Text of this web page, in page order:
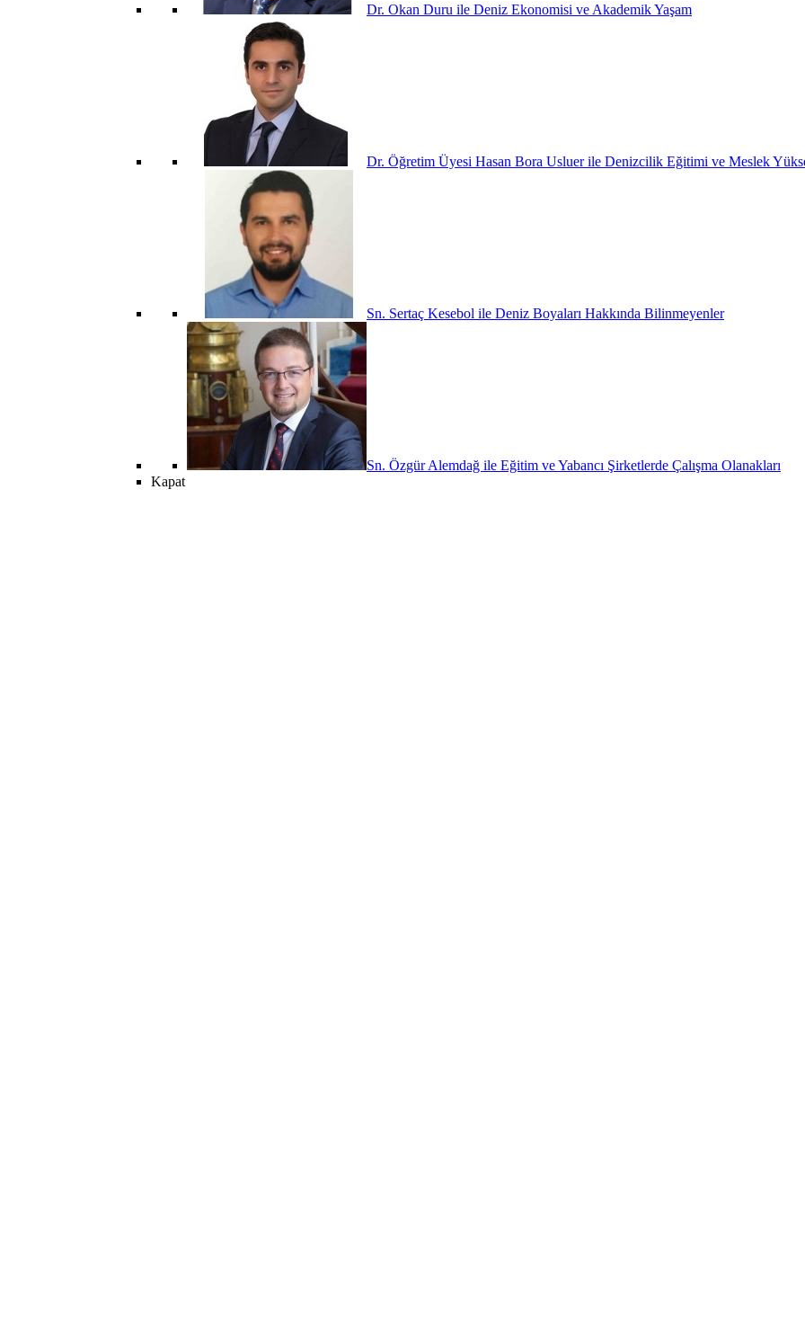
Dr. Okan Duru ile Deniz Ekonomisi ve Akademik Yaşam
Dr. Öğretim Üyesi Hasan Bora Usluer ile Denizcilik Eğitimi ve Meslek
Sn. Sertaç Kesebol ile Deniz Boyaları Hakkında Bilinmeyenler
Sn. Özgür Alemdağ ile Eğitim ve Yabancı Şirketlerde Çalışma Olanakları
Kapat